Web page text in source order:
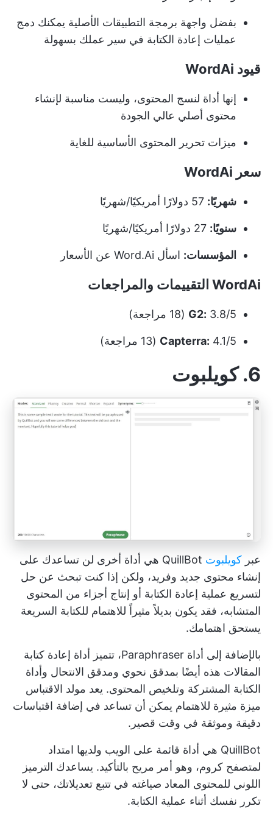
بفضل واجهة برمجة التطبيقات الأصلية يمكنك دمج
عمليات إعادة الكتابة في سير عملك بسهولة
قيود WordAi
إنها أداة لنسج المحتوى، وليست مناسبة لإنشاء
محتوى أصلي عالي الجودة
ميزات تحرير المحتوى الأساسية للغاية
سعر WordAi
شهريًا:
سنويًا:
المؤسسات: اسأل Word.Ai عن الأسعار
WordAi التقييمات والمراجعات
G2: 3.8/5 (18 مراجعة)
Capterra: 4.1/5 (13 مراجعة)
6. كويلبوت
عبر كويلبوت
QuillBot هي أداة أخرى لن تساعدك على
إنشاء محتوى جديد وفريد، ولكن إذا كنت تبحث عن حل
لتسريع عملية إعادة الكتابة أو إنتاج أجزاء من المحتوى
المتشابه، فقد يكون بديلاً مثيراً للاهتمام للكتابة السريعة
يستحق اهتمامك.
بالإضافة إلى أداة Paraphraser، تتميز أداة إعادة كتابة
المقالات هذه أيضًا بمدقق نحوي ومدقق الانتحال وأداة
الكتابة المشتركة وتلخيص المحتوى. يعد مولد الاقتباس
ميزة مثيرة للاهتمام يمكن أن تساعد في إضافة اقتباسات
دقيقة وموثقة في وقت قصير.
QuillBot هي أداة قائمة على الويب ولديها امتداد
لمتصفح كروم، وهو أمر مريح بالتأكيد. يساعدك الترميز
اللوني للمحتوى المعاد صياغته في تتبع تعديلاتك، حتى لا
تكرر نفسك أثناء عملية الكتابة.